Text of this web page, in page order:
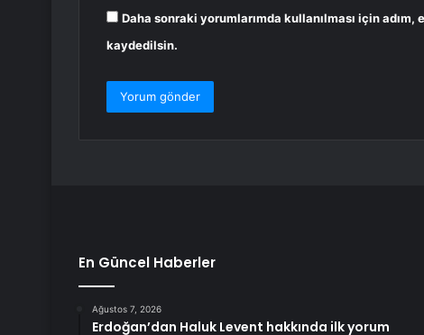
Daha sonraki yorumlarımda kullanılması için
kaydedilsin.
En Güncel Haberler
Ağustos 7, 2026
Erdoğan’dan Haluk Levent hakkında ilk yorum